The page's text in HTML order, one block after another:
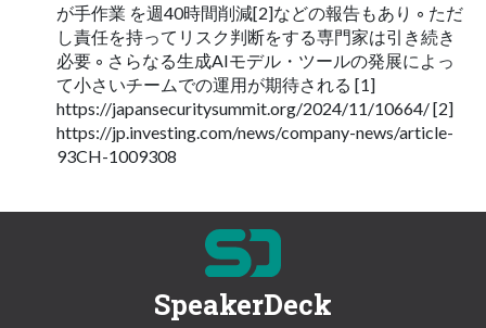
が手作業 を週40時間削減[2]などの報告もあり ◦ ただ
し責任を持ってリスク判断をする専門家は引き続き
必要 ◦ さらなる生成AIモデル・ツールの発展によっ
て小さいチームでの運用が期待される [1]
https://japansecuritysummit.org/2024/11/10664/ [2]
https://jp.investing.com/news/company-news/article-
93CH-1009308
SpeakerDeck